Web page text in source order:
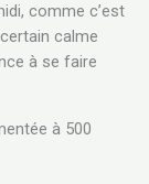
comme c’est
calme
à se faire
à 500